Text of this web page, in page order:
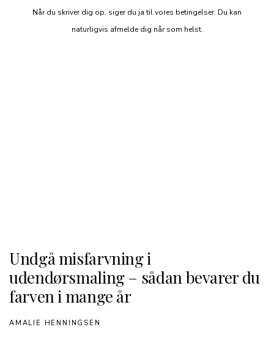
Når du skriver dig op, siger du ja til vores betingelser. Du kan
naturligvis afmelde dig når som helst.
Undgå misfarvning i
udendørsmaling – sådan bevarer du
farven i mange år
AMALIE HENNINGSEN